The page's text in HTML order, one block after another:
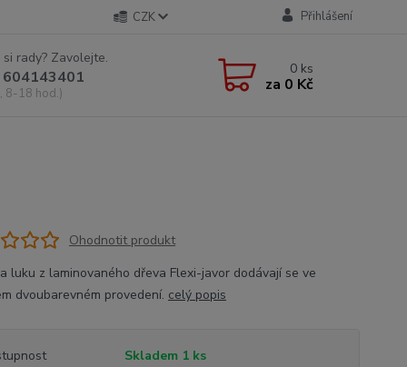
CZK Přihlášení
rady? Zavolejte.
8-18 hod.)
0 ks
za 0 Kč
Ohodnotit produkt
luku z laminovaného dřeva Flexi-javor dodávají se ve
dvoubarevném provedení. celý popis
Skladem 1 ks